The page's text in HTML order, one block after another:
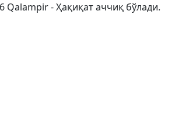
Qalampir - Ҳақиқат аччиқ бўлади.